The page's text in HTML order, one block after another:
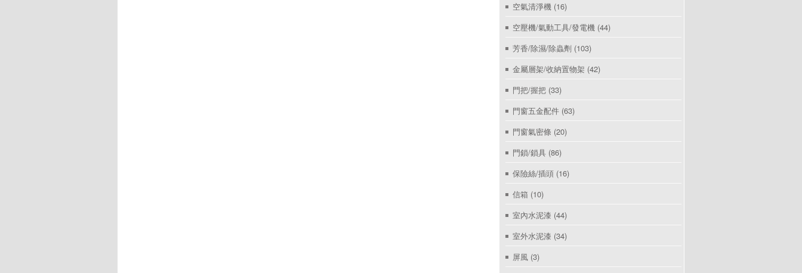
空氣清淨機 (16)
空壓機/氣動工具/發電機 (44)
芳香/除濕/除蟲劑 (103)
金屬層架/收納置物架 (42)
門把/握把 (33)
門窗五金配件 (63)
門窗氣密條 (20)
門鎖/鎖具 (86)
保險絲/插頭 (16)
信箱 (10)
室內水泥漆 (44)
室外水泥漆 (34)
屏風 (3)